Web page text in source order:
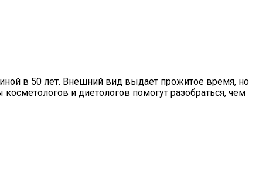
в 50 лет. Внешний вид выдает прожитое время, но
и диетологов помогут разобраться, чем